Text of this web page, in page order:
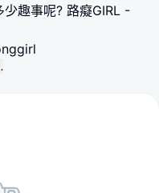
趣事呢? 路癡GIRL -